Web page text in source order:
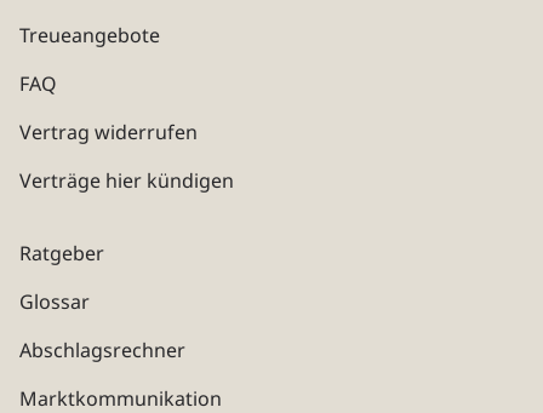
Treueangebote
FAQ
Vertrag widerrufen
Verträge hier kündigen
Ratgeber
Glossar
Abschlagsrechner
Marktkommunikation